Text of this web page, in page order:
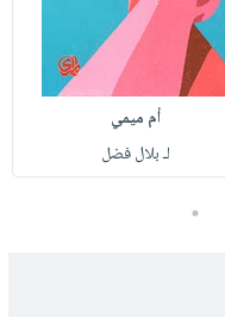
أم ميمي
لـ بلال فضل
5